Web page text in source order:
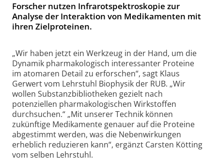
Forscher nutzen Infrarotspektroskopie zur
Analyse der Interaktion von Medikamenten mit
ihren Zielproteinen.
„Wir haben jetzt ein Werkzeug in der Hand, um die
Dynamik pharmakologisch interessanter Proteine
im atomaren Detail zu erforschen“, sagt Klaus
Gerwert vom Lehrstuhl Biophysik der RUB. „Wir
wollen Substanzbibliotheken gezielt nach
potenziellen pharmakologischen Wirkstoffen
durchsuchen.“ „Mit unserer Technik können
zukünftige Medikamente genauer auf die Proteine
abgestimmt werden, was die Nebenwirkungen
erheblich reduzieren kann“, ergänzt Carsten Kötting
vom selben Lehrstuhl.